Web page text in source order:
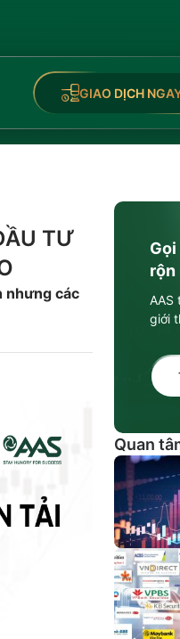
GIAO DỊCH
TƯ
nhưng các
Gọi
rộn
AAS
giới
Quan